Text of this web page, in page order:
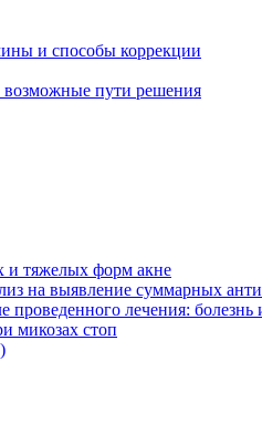
и способы коррекции
пути решения
и тяжелых форм акне
на выявление суммарных
проведенного лечения: болезнь
микозах стоп